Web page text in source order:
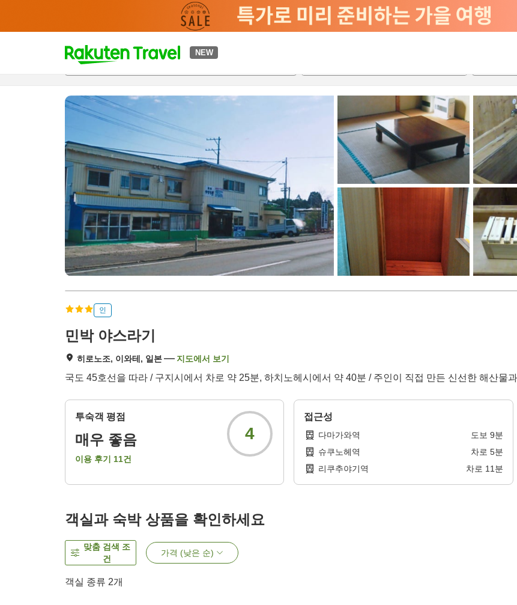
NEW
t
p
a
g
s
e
a
r
c
h
개요객실 & 숙박 상품이용 후기 편의 시설/서비스
인
민박 야스라기
히로노조, 이와테, 일본 지도에서 보기
국도 45호선을 따라 / 구지시에서 차로 약 25분, 하치노헤시에서 약 40분 / 주인이 직접 만든 신선한 해산물
투숙객 평점
매우 좋음
이용 후기 11건
4
접근성
다마가와역 도보 9분
슈쿠노헤역
차로 5분
리쿠추야기역
차로 11분
객실과 숙박 상품을 확인하세요
맞춤 검색 조
건
가격 (낮은 순)
객실 종류 2개